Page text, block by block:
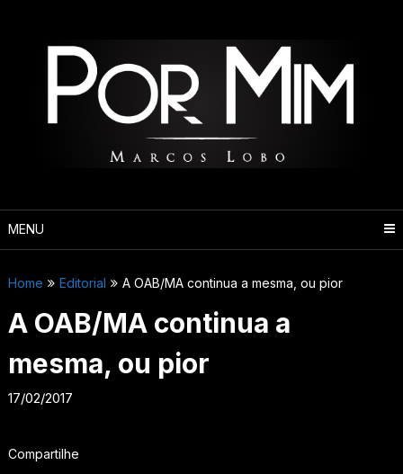
MENU
Home Editorial A OAB/MA continua a mesma, ou pior
A OAB/MA continua a
mesma, ou pior
17/02/2017
Compartilhe